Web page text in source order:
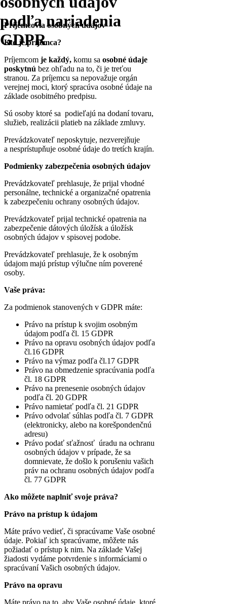
podľa nariadenia
GDPR
Príjemcovia osobných údajov
Kto je príjemca?
Príjemcom je každý, komu sa osobné údaje
poskytnú bez ohľadu na to, či je treťou
stranou. Za príjemcu sa nepovažuje orgán
verejnej moci, ktorý spracúva osobné údaje na
základe osobitného predpisu.
Sú osoby ktoré sa podieľajú na dodaní tovaru,
služieb, realizácii platieb na základe zmluvy.
Prevádzkovateľ neposkytuje, nezverejňuje
a nesprístupňuje osobné údaje do tretích krajín.
Podmienky zabezpečenia osobných údajov
Prevádzkovateľ prehlasuje, že prijal vhodné
personálne, technické a organizačné opatrenia
k zabezpečeniu ochrany osobných údajov.
Prevádzkovateľ prijal technické opatrenia na
zabezpečenie dátových úložísk a úložísk
osobných údajov v spisovej podobe.
Prevádzkovateľ prehlasuje, že k osobným
údajom majú prístup výlučne ním poverené
osoby.
Vaše práva:
Za podmienok stanovených v GDPR máte:
Právo na prístup k svojim osobným
údajom podľa čl. 15 GDPR
Právo na opravu osobných údajov podľa
čl.16 GDPR
Právo na výmaz podľa čl.17 GDPR
Právo na obmedzenie spracúvania podľa
čl. 18 GDPR
Právo na prenesenie osobných údajov
podľa čl. 20 GDPR
Právo namietať podľa čl. 21 GDPR
Právo odvolať súhlas podľa čl. 7 GDPR
(elektronicky, alebo na korešpondenčnú
adresu)
Právo podať sťažnosť úradu na ochranu
osobných údajov v prípade, že sa
domnievate, že došlo k porušeniu vašich
práv na ochranu osobných údajov podľa
čl. 77 GDPR
Ako môžete naplniť svoje práva?
Právo na prístup k údajom
Máte právo vedieť, či spracúvame Vaše osobné
údaje. Pokiaľ ich spracúvame, môžete nás
požiadať o prístup k nim. Na základe Vašej
žiadosti vydáme potvrdenie s informáciami o
spracúvaní Vašich osobných údajov.
Právo na opravu